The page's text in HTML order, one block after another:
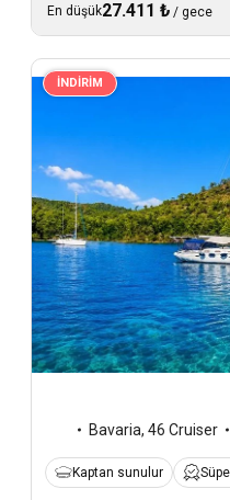
En düşük27.411 ₺ / gece
İNDİRİM
Bavaria, 46 Cruiser
Kaptan sunulur